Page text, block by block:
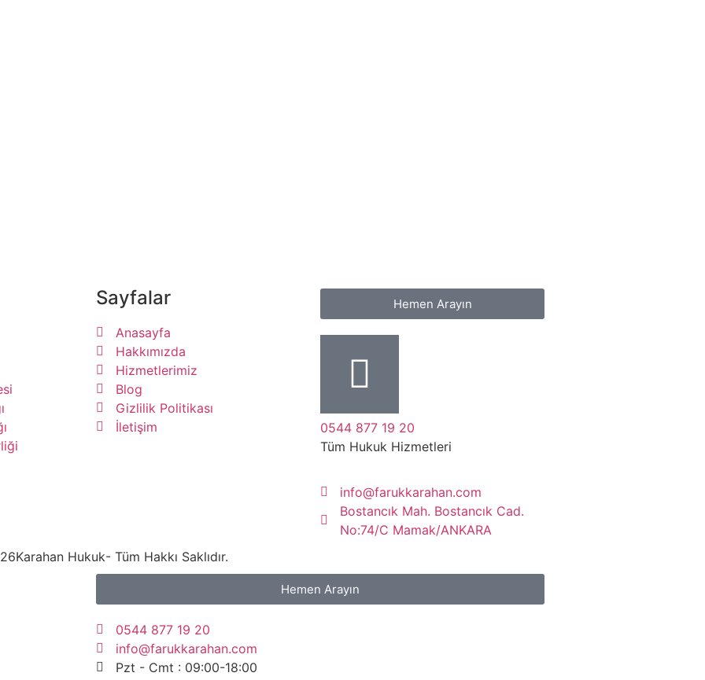
Sayfalar
Anasayfa
Hakkımızda
Hizmetlerimiz
Blog
Gizlilik Politikası
İletişim
Hemen Arayın
0544 877 19 20
Tüm Hukuk Hizmetleri
info@farukkarahan.com
Bostancık Mah. Bostancık Cad.
No:74/C Mamak/ANKARA
Karahan Hukuk- Tüm Hakkı Saklıdır.
Hemen Arayın
0544 877 19 20
info@farukkarahan.com
Pzt - Cmt : 09:00-18:00